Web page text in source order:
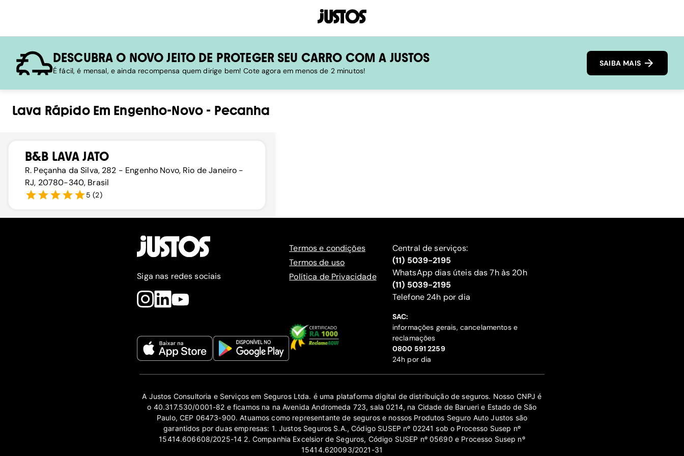
DESCUBRA O NOVO JEITO DE PROTEGER SEU CARRO COM A JUSTOS
É fácil, é mensal, e ainda recompensa quem dirige bem! Cote agora em menos de 2 minutos!
SAIBA MAIS
Lava RápidoEm Engenho-Novo - Pecanha
B&B LAVA JATO
R. Peçanha da Silva, 282 - Engenho Novo, Rio de Janeiro -
RJ, 20780-340, Brasil
5 (2)
Siga nas redes sociais
Termos e condições
Termos de uso
Política de Privacidade
Central de serviços:
(11) 5039-2195
WhatsApp dias úteis das 7h às 20h
(11) 5039-2195
‍Telefone 24h por dia
SAC:
informações gerais, cancelamentos e
reclamações
‍0800 591 2259
24h por dia
A Justos Consultoria e Serviços em Seguros Ltda. é uma plataforma digital de distribuição de seguros. Nosso CNPJ é
o 40.317.530/0001-82 e ficamos na na Avenida Andromeda 723, sala 0214, na Cidade de Barueri e Estado de São
Paulo, CEP 06473-900. Atuamos como representante de seguros e nossos Produtos Seguro Auto Justos são
garantidos por duas empresas: 1. Justos Seguros S.A., Código SUSEP nº 02241 sob o Processo Susep nº
15414.606608/2025-14 2. Companhia Excelsior de Seguros, Código SUSEP nº 05690 e Processo Susep nº
15414.620093/2021-31